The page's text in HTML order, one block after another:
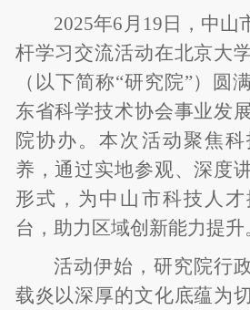
2025年6月19日，中山
杆学习交流活动在北京大
（以下简称“研究院”）圆
东省科学技术协会事业发
院协办。本次活动聚焦
养，通过实地参观、深度
形式，为中山市科技人
台，助力区域创新能力提升
活动伊始，研究院行
载炎以深厚的文化底蕴为